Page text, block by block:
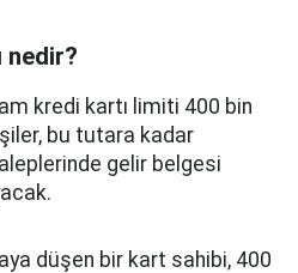
nedir?
kredi kartı limiti 400 bin
bu tutara kadar
gelir belgesi
düşen bir kart sahibi, 400